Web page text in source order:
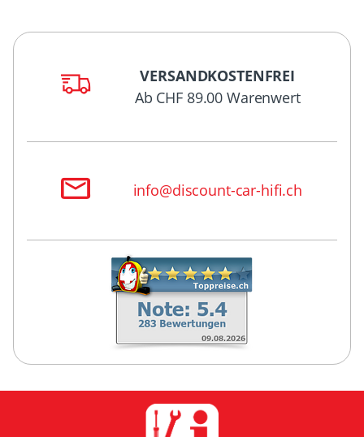
VERSANDKOSTENFREI
Ab CHF 89.00 Warenwert
info@discount-car-hifi.ch